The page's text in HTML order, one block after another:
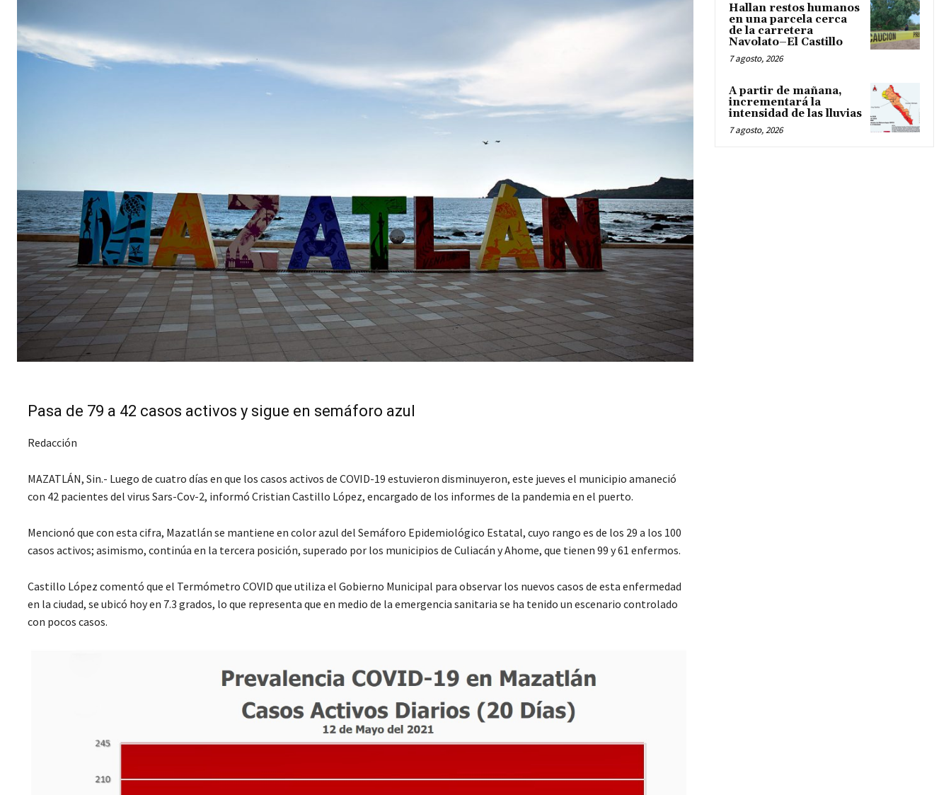
Pasa de 79 a 42 casos activos y sigue en semáforo azul
Redacción
MAZATLÁN, Sin.- Luego de cuatro días en que los casos activos de COVID-19 estuvieron disminuyeron, este jueves el municipio amaneció
con 42 pacientes del virus Sars-Cov-2, informó Cristian Castillo López, encargado de los informes de la pandemia en el puerto.
Mencionó que con esta cifra, Mazatlán se mantiene en color azul del Semáforo Epidemiológico Estatal, cuyo rango es de los 29 a los 100
casos activos; asimismo, continúa en la tercera posición, superado por los municipios de Culiacán y Ahome, que tienen 99 y 61 enfermos.
Castillo López comentó que el Termómetro COVID que utiliza el Gobierno Municipal para observar los nuevos casos de esta enfermedad
en la ciudad, se ubicó hoy en 7.3 grados, lo que representa que en medio de la emergencia sanitaria se ha tenido un escenario controlado
con pocos casos.
Hallan restos humanos
en una parcela cerca
de la carretera
Navolato–El Castillo
7 agosto, 2026
A partir de mañana,
incrementará la
intensidad de las lluvias
7 agosto, 2026